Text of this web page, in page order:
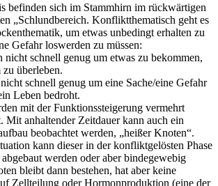
befinden sich im Stammhirn im rückwärtigen
„Schlundbereich. Konfliktthematisch geht es
um etwas unbedingt erhalten zu
Gefahr loswerden zu müssen:
nicht schnell genug um etwas zu bekommen,
zu überleben.
schnell genug um eine Sache/eine Gefahr
Leben bedroht.
mit der Funktionssteigerung vermehrt
Mit anhaltender Zeitdauer kann auch ein
beobachtet werden, „heißer Knoten“.
kann dieser in der konfliktgelösten Phase
werden oder aber bindegewebig
bleibt dann bestehen, hat aber keine
Zellteilung oder Hormonproduktion (eine der